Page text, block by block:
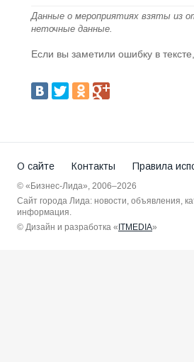
Данные о мероприятиях взяты из
неточные данные.
Если вы заметили ошибку в
О сайте Контакты Правила
© «Бизнес-Лида», 2006–2026
Сайт города Лида: новости, объявления,
информация.
© Дизайн и разработка « ITMEDIA»